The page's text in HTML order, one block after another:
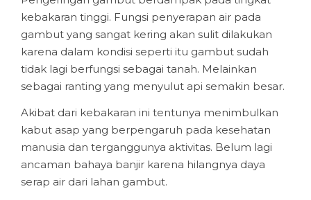
kebakaran tinggi. Fungsi penyerapan air pada
gambut yang sangat kering akan sulit dilakukan
karena dalam kondisi seperti itu gambut sudah
tidak lagi berfungsi sebagai tanah. Melainkan
sebagai ranting yang menyulut api semakin besar.
Akibat dari kebakaran ini tentunya menimbulkan
kabut asap yang berpengaruh pada kesehatan
manusia dan terganggunya aktivitas. Belum lagi
ancaman bahaya banjir karena hilangnya daya
serap air dari lahan gambut.